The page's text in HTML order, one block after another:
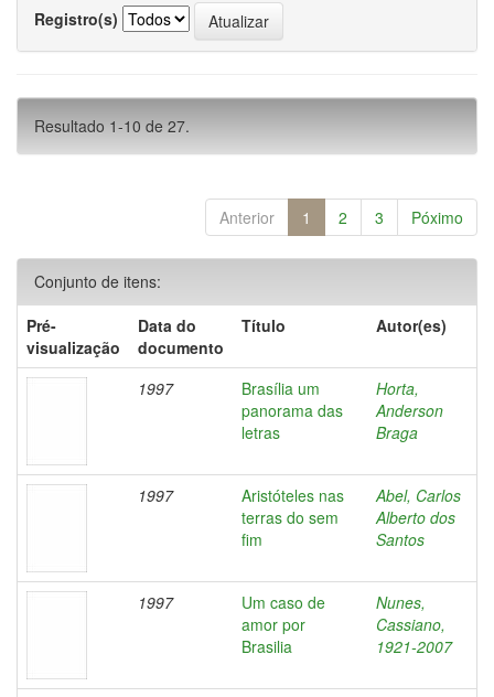
Registro(s)
Resultado 1-10 de 27.
Anterior 1 2 3 Póximo
Conjunto de itens:
Pré-
visualização
Data do
documento
Título Autor(es)
1997
Brasília um
panorama das
letras
Horta,
Anderson
Braga
1997
Aristóteles nas
terras do sem
fim
Abel, Carlos
Alberto dos
Santos
1997
Um caso de
amor por
Brasilia
Nunes,
Cassiano,
1921-2007